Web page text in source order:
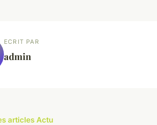
ECRIT PAR
admin
articles Actu